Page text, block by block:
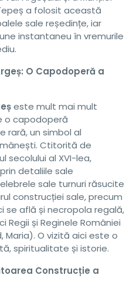
a folosit această
sale reședințe, iar
instantaneu în vremurile
O Capodoperă a
este mult mai mult
o capodoperă
rară, un simbol al
Ctitorită de
secolului al XVI-lea,
detaliile sale
sale turnuri răsucite
construcției sale, precum
se află și necropola regală,
Regii și Reginele României
Maria). O vizită aici este o
spiritualitate și istorie.
Construcție a